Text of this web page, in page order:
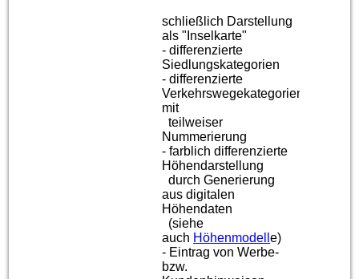
schließlich Darstellung
als "Inselkarte"
- differenzierte
Siedlungskategorien
- differenzierte
Verkehrswegekategorien
mit
teilweiser
Nummerierung
- farblich differenzierte
Höhendarstellung
durch Generierung
aus digitalen
Höhendaten
(siehe
auch Höhenmodelle)
- Eintrag von Werbe-
bzw.